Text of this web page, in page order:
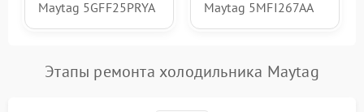
Maytag 5GFF25PRYA
Maytag 5MFI267AA
Этапы ремонта холодильника Maytag